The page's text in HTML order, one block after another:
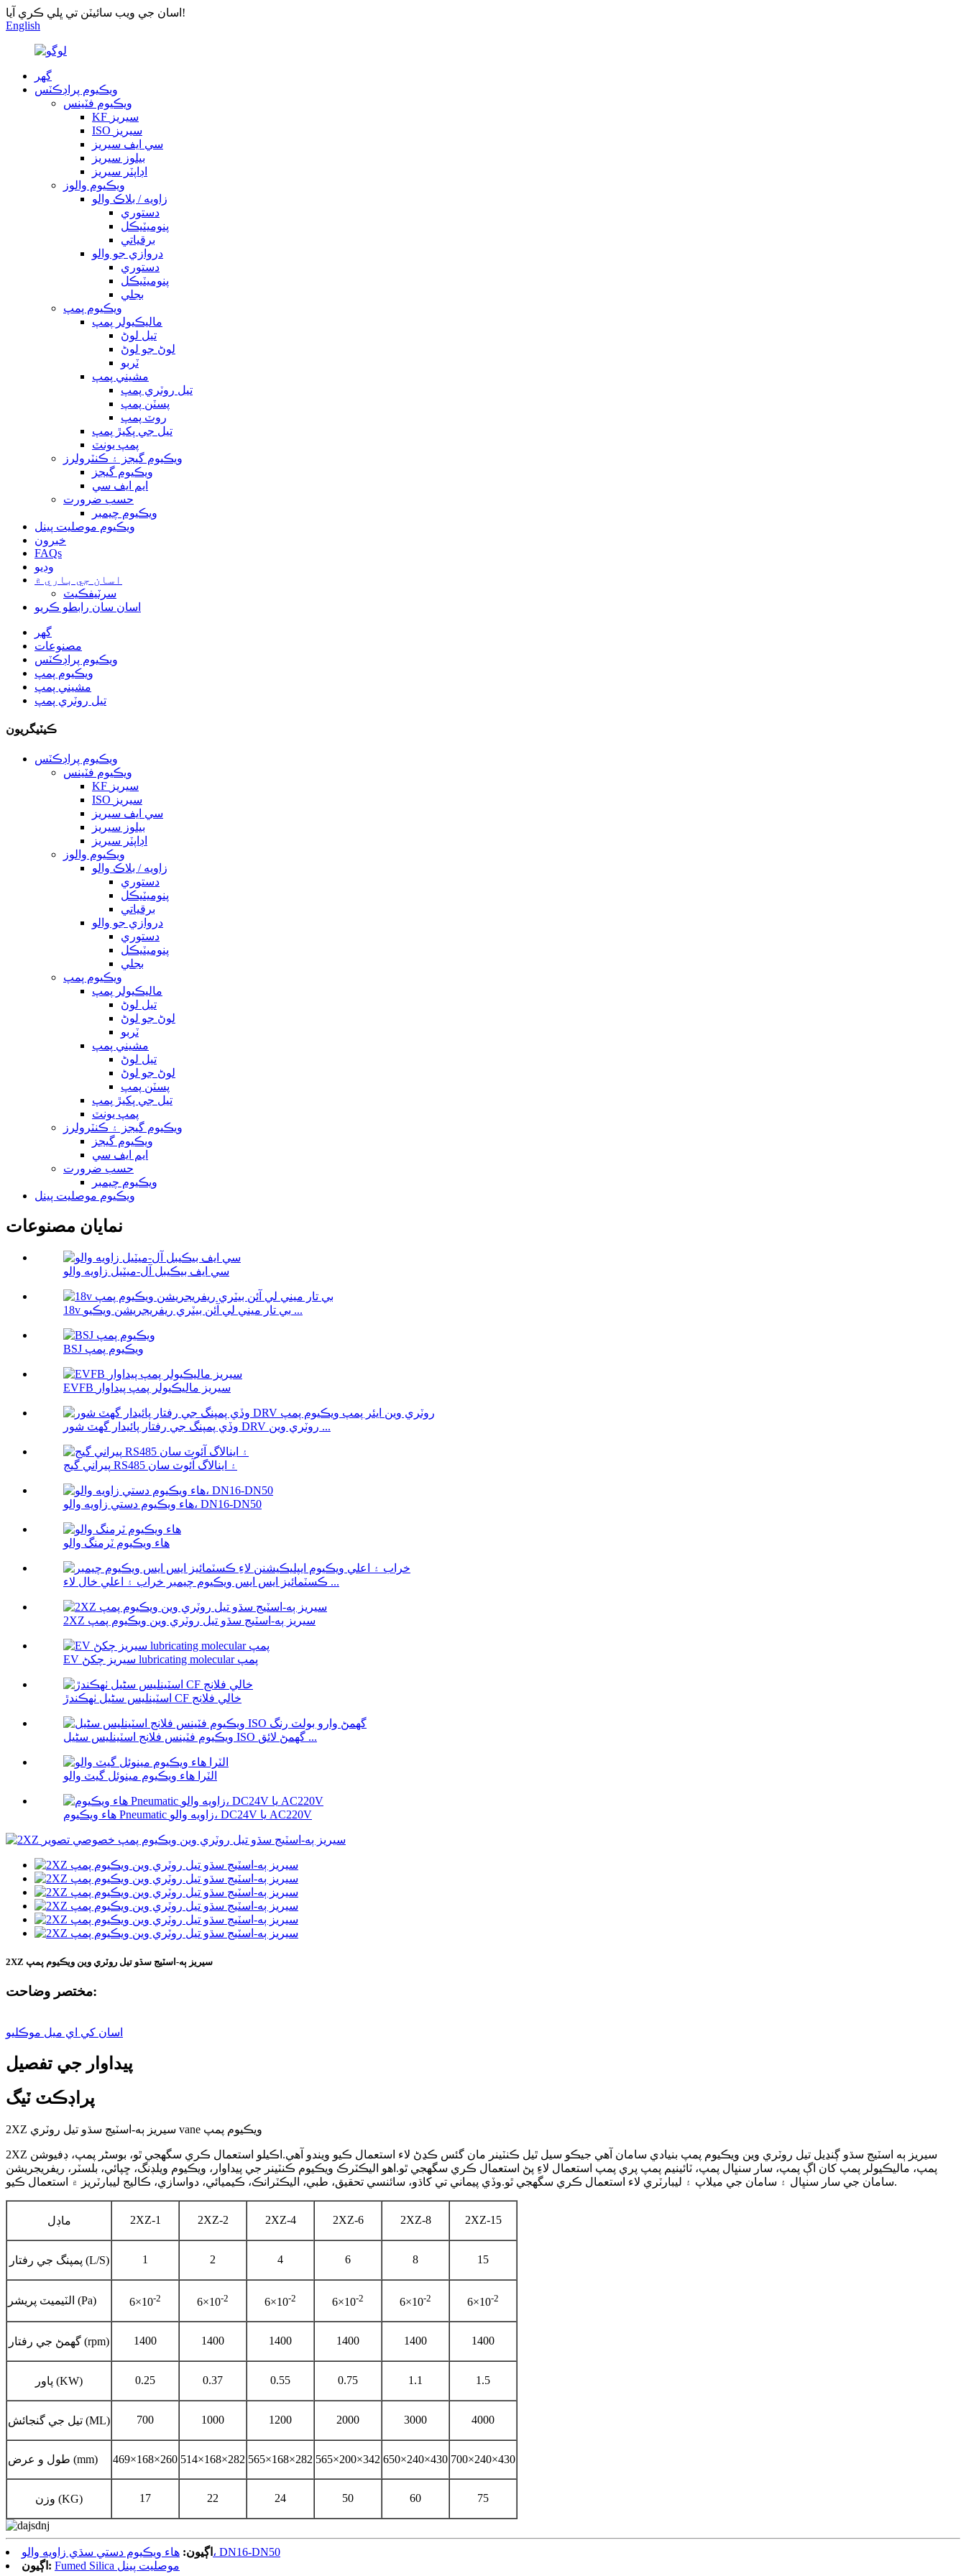
اسان جي ويب سائيٽن تي ڀلي ڪري آيا!
English
گهر
ويڪيوم پراڊڪٽس
ويڪيوم فٽينس
KF سيريز
ISO سيريز
سي ايف سيريز
بيلوز سيريز
اڊاپٽر سيريز
ويڪيوم والوز
زاويه / بلاڪ والو
دستوري
پنوميٽيڪل
برقياتي
دروازي جو والو
دستوري
پنوميٽيڪل
بجلي
ويڪيوم پمپ
ماليڪيولر پمپ
تيل لوڻ
لوڻ جو لوڻ
ٽربو
مشيني پمپ
تيل روٽري پمپ
پسٽن پمپ
روٽ پمپ
تيل جي پکيڙ پمپ
پمپ يونٽ
ويڪيوم گيجز ۽ ڪنٽرولرز
ويڪيوم گيجز
ايم ايف سي
حسب ضرورت
ويڪيوم چيمبر
ويڪيوم موصليت پينل
خبرون
FAQs
وڊيو
اسان جي باري ۾
سرٽيفڪيٽ
اسان سان رابطو ڪريو
گهر
مصنوعات
ويڪيوم پراڊڪٽس
ويڪيوم پمپ
مشيني پمپ
تيل روٽري پمپ
ڪيٽيگريون
ويڪيوم پراڊڪٽس
ويڪيوم فٽينس
KF سيريز
ISO سيريز
سي ايف سيريز
بيلوز سيريز
اڊاپٽر سيريز
ويڪيوم والوز
زاويه / بلاڪ والو
دستوري
پنوميٽيڪل
برقياتي
دروازي جو والو
دستوري
پنوميٽيڪل
بجلي
ويڪيوم پمپ
ماليڪيولر پمپ
تيل لوڻ
لوڻ جو لوڻ
ٽربو
مشيني پمپ
تيل لوڻ
لوڻ جو لوڻ
پسٽن پمپ
تيل جي پکيڙ پمپ
پمپ يونٽ
ويڪيوم گيجز ۽ ڪنٽرولرز
ويڪيوم گيجز
ايم ايف سي
حسب ضرورت
ويڪيوم چيمبر
ويڪيوم موصليت پينل
نمايان مصنوعات
سي ايف بيڪيبل آل-ميٽيل زاويه والو
18v بي تار ميني لي آئن بيٽري ريفريجريشن ويڪيو ...
BSJ ويڪيوم پمپ
EVFB سيريز ماليڪيولر پمپ پيداوار
وڏي پمپنگ جي رفتار پائيدار گھٽ شور DRV روٽري وين ...
پيراني گيج RS485 ۽ اينالاگ آئوٽ سان
هاء ويڪيوم دستي زاويه والو، DN16-DN50
هاء ويڪيوم ٽرمنگ والو
ڪسٽمائيز ايس ايس ويڪيوم چيمبر خراب ۽ اعلي خال لاء ...
2XZ سيريز ٻه-اسٽيج سڌو تيل روٽري وين ويڪيوم پمپ
EV سيريز چکڻ lubricating molecular پمپ
اسٽينلیس سٹیل ٺهڪندڙ CF خالي فلانج
ويڪيوم فٽينس فلانج اسٽينلیس سٹیل ISO گھمڻ لائق ...
الٽرا هاء ويڪيوم مينوئل گيٽ والو
هاء ويڪيوم Pneumatic زاويه والو، DC24V يا AC220V
2XZ سيريز ٻه-اسٽيج سڌو تيل روٽري وين ويڪيوم پمپ
مختصر وضاحت:
اسان کي اي ميل موڪليو
پيداوار جي تفصيل
پراڊڪٽ ٽيگ
2XZ سيريز ٻه-اسٽيج سڌو تيل روٽري vane ويڪيوم پمپ
2XZ سيريز ٻه اسٽيج سڌو ڳنڍيل تيل روٽري وين ويڪيوم پمپ بنيادي سامان آهي جيڪو سيل ٿيل ڪنٽينر مان گئس ڪڍڻ لاء استعمال ڪيو ويندو آهي.اڪيلو استعمال ڪري سگھجي ٿو، بوسٹر پمپ، ڊفيوشن
پمپ، ماليڪيولر پمپ کان اڳ پمپ، سار سنڀال پمپ، ٽائينيم پمپ پري پمپ استعمال لاءِ پڻ استعمال ڪري سگھجي ٿو.اهو اليڪٽرڪ ويڪيوم ڪنٽينر جي پيداوار، ويڪيوم ويلڊنگ، ڇپائي، بلسٽر، ريفريجريشن
سامان جي سار سنڀال ۽ سامان جي ميلاپ ۽ ليبارٽري لاء استعمال ڪري سگهجي ٿو.وڏي پيماني تي کاڌو، سائنسي تحقيق، طبي، اليڪٽرانڪ، ڪيميائي، دواسازي، ڪاليج ليبارٽريز ۾ استعمال ڪيو.
ماڊل 2XZ-1 2XZ-2 2XZ-4 2XZ-6 2XZ-8 2XZ-15
پمپنگ جي رفتار (L/S) 1 2 4 6 8 15
الٽيميٽ پريشر (Pa) 6×10-2 6×10-2 6×10-2 6×10-2 6×10-2 6×10-2
گھمڻ جي رفتار (rpm) 1400 1400 1400 1400 1400 1400
پاور (KW) 0.25 0.37 0.55 0.75 1.1 1.5
تيل جي گنجائش (ML) 700 1000 1200 2000 3000 4000
طول و عرض (mm) 469×168×260 514×168×282 565×168×282 565×200×342 650×240×430 700×240×430
وزن (KG) 17 22 24 50 60 75
اڳيون: هاء ويڪيوم دستي سڌي زاويه والو، DN16-DN50
اڳيون:
Fumed Silica موصليت پينل